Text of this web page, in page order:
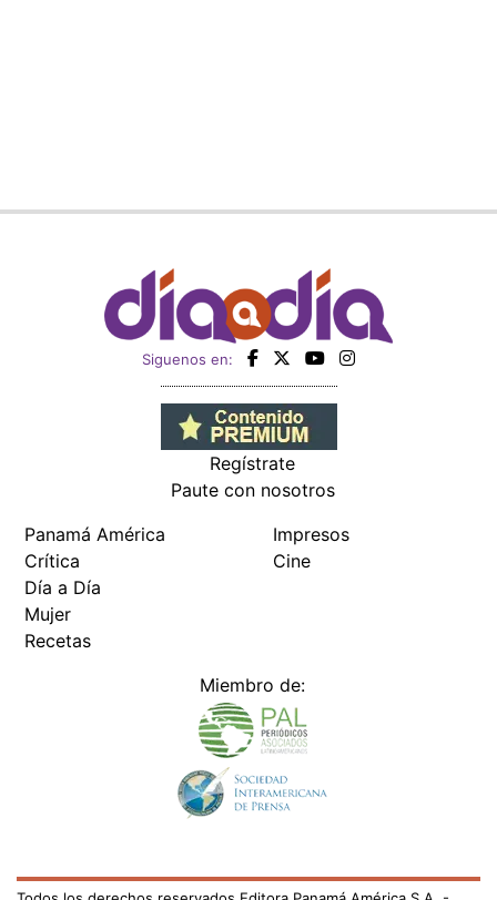
Siguenos en:
Regístrate
Paute con nosotros
Panamá América
Crítica
Día a Día
Mujer
Recetas
Impresos
Cine
Miembro de: